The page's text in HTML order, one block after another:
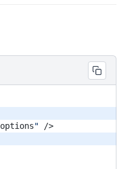
options" />